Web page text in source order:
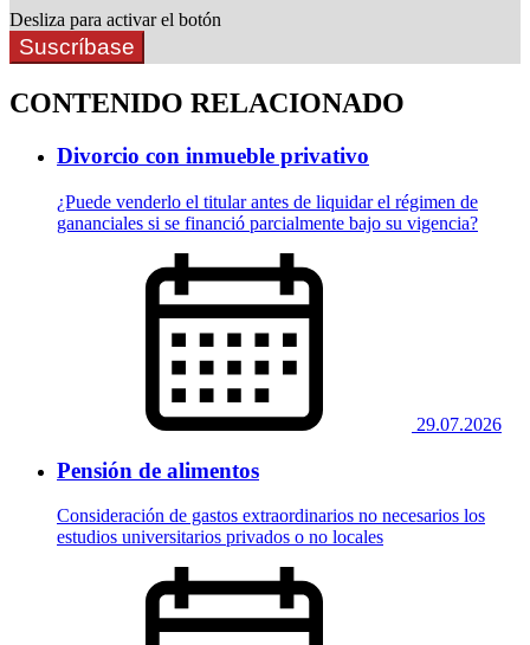
Desliza para activar el botón
Suscríbase
CONTENIDO RELACIONADO
Divorcio con inmueble privativo
¿Puede venderlo el titular antes de liquidar el régimen de
gananciales si se financió parcialmente bajo su vigencia?
29.07.2026
Pensión de alimentos
Consideración de gastos extraordinarios no necesarios los
estudios universitarios privados o no locales